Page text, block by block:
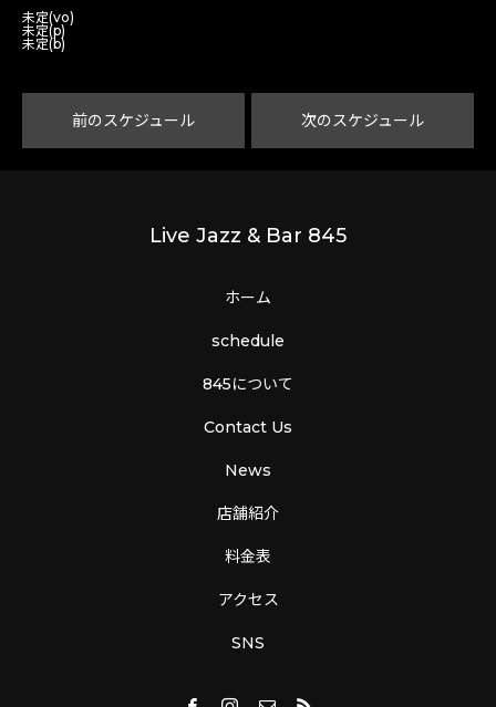
未定(vo)
未定(p)
未定(b)
前のスケジュール 次のスケジュール
Live Jazz & Bar 845
ホーム
schedule
845について
Contact Us
News
店舗紹介
料金表
アクセス
SNS